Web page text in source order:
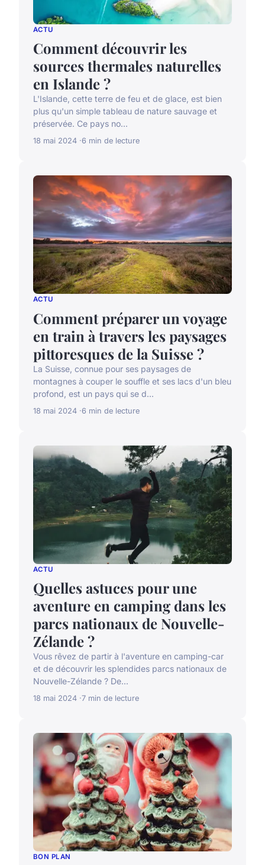
ACTU
Comment découvrir les
sources thermales naturelles
en Islande ?
L'Islande, cette terre de feu et de glace, est bien
plus qu'un simple tableau de nature sauvage et
préservée. Ce pays no...
18 mai 2024 6 min de lecture
ACTU
Comment préparer un voyage
en train à travers les paysages
pittoresques de la Suisse ?
La Suisse, connue pour ses paysages de
montagnes à couper le souffle et ses lacs d'un bleu
profond, est un pays qui se d...
18 mai 2024 6 min de lecture
ACTU
Quelles astuces pour une
aventure en camping dans les
parcs nationaux de Nouvelle-
Zélande ?
Vous rêvez de partir à l'aventure en camping-car
et de découvrir les splendides parcs nationaux de
Nouvelle-Zélande ? De...
18 mai 2024 7 min de lecture
BON PLAN